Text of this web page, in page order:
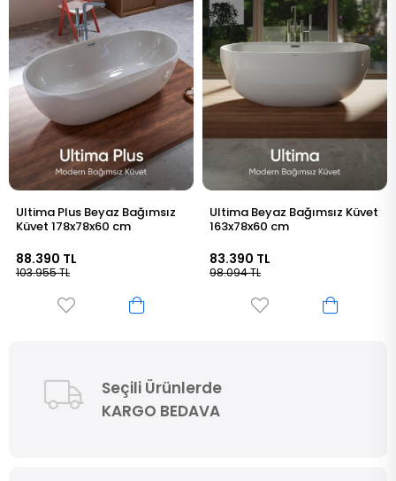
Ultima Beyaz Bağımsız Küvet
163x78x60 cm
83.390 TL
98.094 TL
Tekna Plus Beyaz Bağımsız
Küvet 176x80x60 cm
87.590 TL
103.025 TL
Seçili Ürünlerde
KARGO BEDAVA